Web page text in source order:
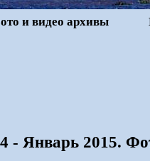
и видео архивы
- Январь 2015.